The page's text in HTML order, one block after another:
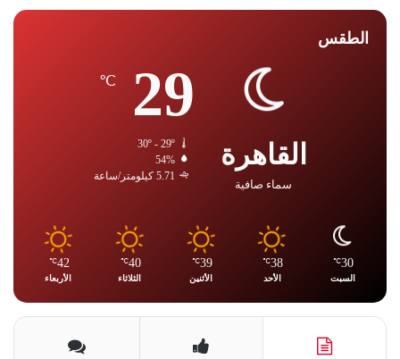
الطقس
القاهرة
سماء صافية
29
℃
30º - 29º
54%
5.71 كيلومتر/ساعة
30
℃
السبت
38
℃
الأحد
39
℃
الأثنين
40
℃
الثلاثاء
42
℃
الأربعاء